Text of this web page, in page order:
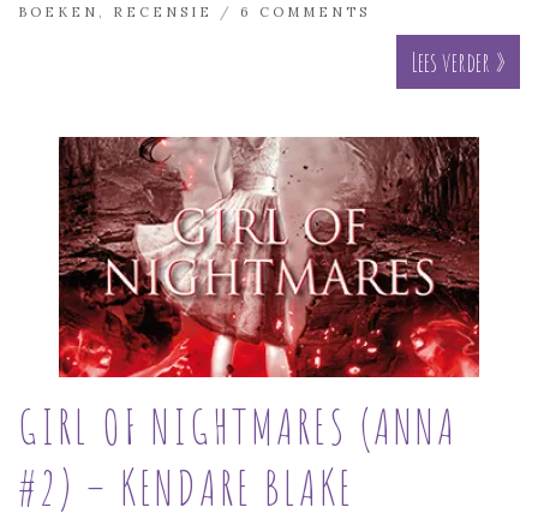
BOEKEN
RECENSIE / 6 COMMENTS
Lees verder »
GIRL OF NIGHTMARES (ANNA
#2) – KENDARE BLAKE